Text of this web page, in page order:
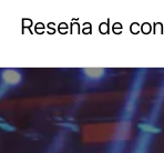
Reseña de
de Escándalos